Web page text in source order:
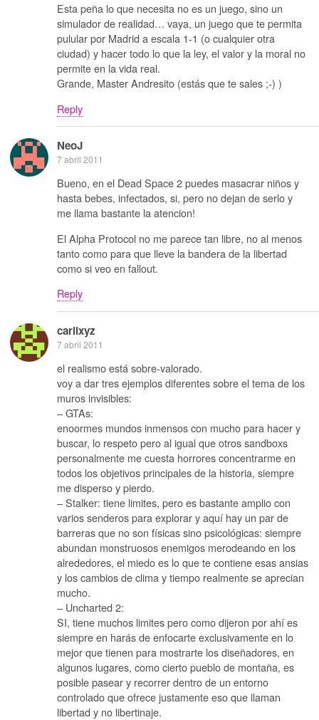
Esta peña lo que necesita no es un juego, sino un
simulador de realidad… vaya, un juego que te permita
pulular por Madrid a escala 1-1 (o cualquier otra
ciudad) y hacer todo lo que la ley, el valor y la moral no
permite en la vida real.
Grande, Master Andresito (estás que te sales ;-) )
Reply
NeoJ
7 abril 2011
Bueno, en el Dead Space 2 puedes masacrar niños y
hasta bebes, infectados, si, pero no dejan de serlo y
me llama bastante la atencion!
El Alpha Protocol no me parece tan libre, no al menos
tanto como para que lleve la bandera de la libertad
como si veo en fallout.
Reply
carlixyz
7 abril 2011
el realismo está sobre-valorado.
voy a dar tres ejemplos diferentes sobre el tema de los
muros invisibles:
– GTAs:
enoormes mundos inmensos con mucho para hacer y
buscar, lo respeto pero al igual que otros sandboxs
personalmente me cuesta horrores concentrarme en
todos los objetivos principales de la historia, siempre
me disperso y pierdo.
– Stalker: tiene limites, pero es bastante amplio con
varios senderos para explorar y aquí hay un par de
barreras que no son físicas sino psicológicas: siempre
abundan monstruosos enemigos merodeando en los
alrededores, el miedo es lo que te contiene esas ansias
y los cambios de clima y tiempo realmente se aprecian
mucho.
– Uncharted 2:
SI, tiene muchos limites pero como dijeron por ahí es
siempre en harás de enfocarte exclusivamente en lo
mejor que tienen para mostrarte los diseñadores, en
algunos lugares, como cierto pueblo de montaña, es
posible pasear y recorrer dentro de un entorno
controlado que ofrece justamente eso que llaman
libertad y no libertinaje.